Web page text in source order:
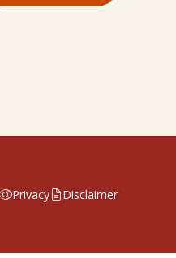
Privacy Disclaimer